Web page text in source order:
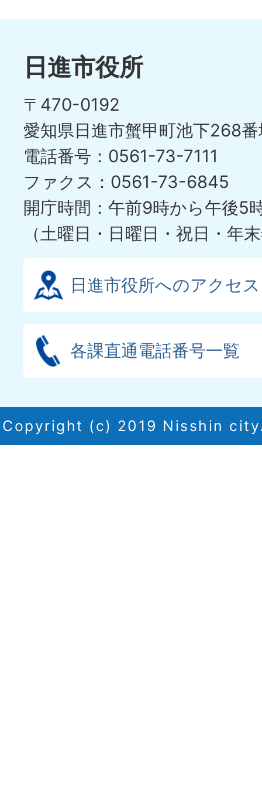
日進市役所
〒470-0192
愛知県日進市蟹甲町池下268
電話番号：0561-73-7111
ファクス：0561-73-6845
開庁時間：午前9時から午後5
（土曜日・日曜日・祝日・年
日進市役所へのアクセス
各課直通電話番号一覧
Copyright (c) 2019 Nisshin